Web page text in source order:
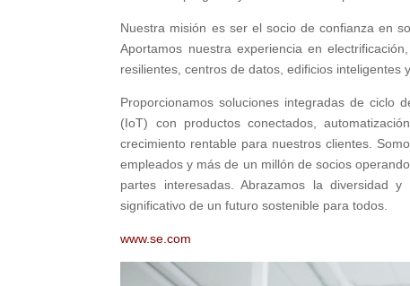
Nuestra misión es ser el socio de confianza en
Aportamos nuestra experiencia en
resilientes, centros de datos, edificios inteligentes
Proporcionamos soluciones integradas de ciclo
(IoT) con productos conectados,
crecimiento rentable para nuestros clientes.
empleados y más de un millón de socios
partes interesadas. Abrazamos la diversidad
significativo de un futuro sostenible para todos.
www.se.com